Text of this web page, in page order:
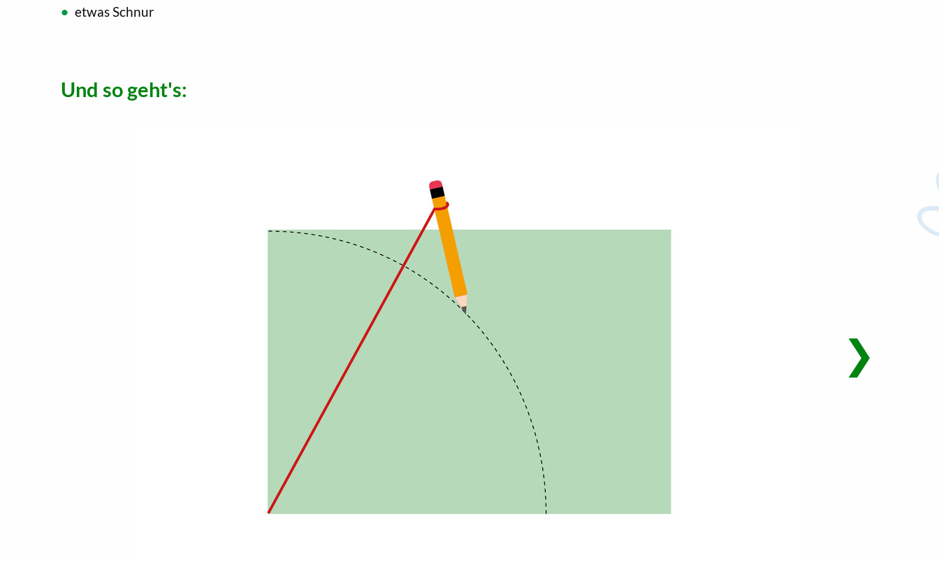
etwas Schnur
Und so geht's: